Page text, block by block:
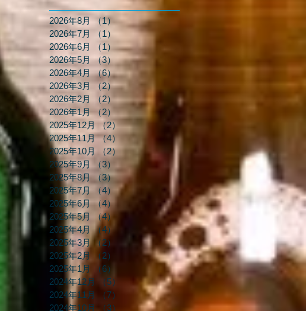
2026年8月 （1）
1件の記事
2026年7月
（1）
1件の記事
2026年6月
（1）1件の記事
2026年5月 （3）3件の記事
2026年4月 （6）6件の記事
2026年3月
（2）2件の記事
2026年2月
（2）2件の記事
2026年1月 （2）2件の記事
2025年12月
（2）2件の記事
2025年11月 （4）
4件の記事
2025年10月
（2）
2件の記事
2025年9月
（3）
3件の記事
2025年8月 （3）3件の記事
2025年7月
（4）
4件の記事
2025年6月 （4）
2025年5月
（4）
2025年4月 （4）
2025年3月
（2）
2件の記事
2025年2月
（2）
2件の記事
2025年1月
（6）
6件の記事
2024年12月
（5）
5件の記事
2024年11月
（7）
7件の記事
2024年10月
（3）
3件の記事